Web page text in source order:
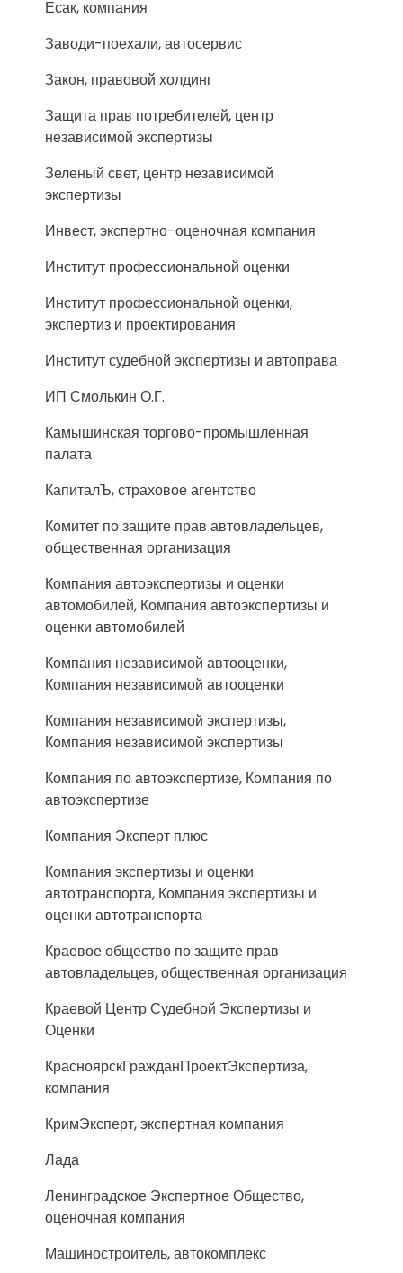
Есак, компания
Заводи-поехали, автосервис
Закон, правовой холдинг
Защита прав потребителей, центр
независимой экспертизы
Зеленый свет, центр независимой
экспертизы
Инвест, экспертно-оценочная компания
Институт профессиональной оценки
Институт профессиональной оценки,
экспертиз и проектирования
Институт судебной экспертизы и автоправа
ИП Смолькин О.Г.
Камышинская торгово-промышленная
палата
КапиталЪ, страховое агентство
Комитет по защите прав автовладельцев,
общественная организация
Компания автоэкспертизы и оценки
автомобилей, Компания автоэкспертизы и
оценки автомобилей
Компания независимой автооценки,
Компания независимой автооценки
Компания независимой экспертизы,
Компания независимой экспертизы
Компания по автоэкспертизе, Компания по
автоэкспертизе
Компания Эксперт плюс
Компания экспертизы и оценки
автотранспорта, Компания экспертизы и
оценки автотранспорта
Краевое общество по защите прав
автовладельцев, общественная организация
Краевой Центр Судебной Экспертизы и
Оценки
КрасноярскГражданПроектЭкспертиза,
компания
КримЭксперт, экспертная компания
Лада
Ленинградское Экспертное Общество,
оценочная компания
Машиностроитель, автокомплекс